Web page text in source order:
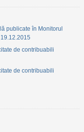
publicate în Monitorul
de contribuabili
de contribuabili